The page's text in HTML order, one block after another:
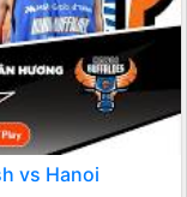
vs Hanoi